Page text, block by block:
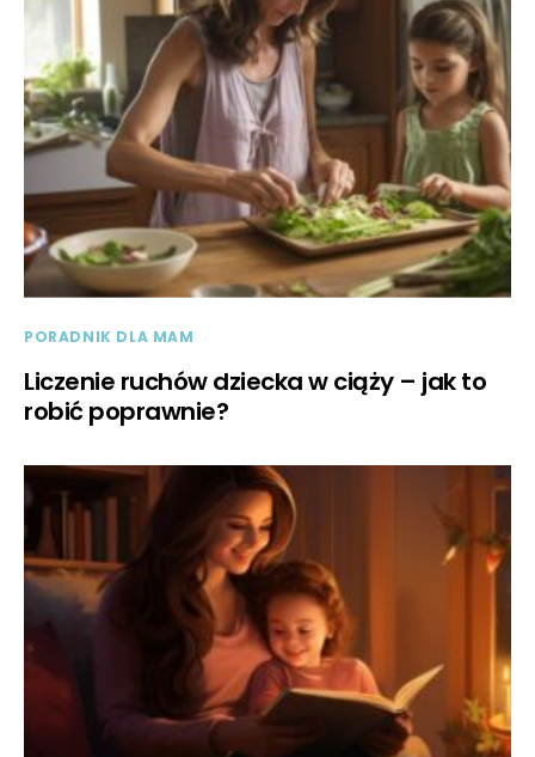
PORADNIK DLA MAM
Liczenie ruchów dziecka w ciąży – jak to
robić poprawnie?